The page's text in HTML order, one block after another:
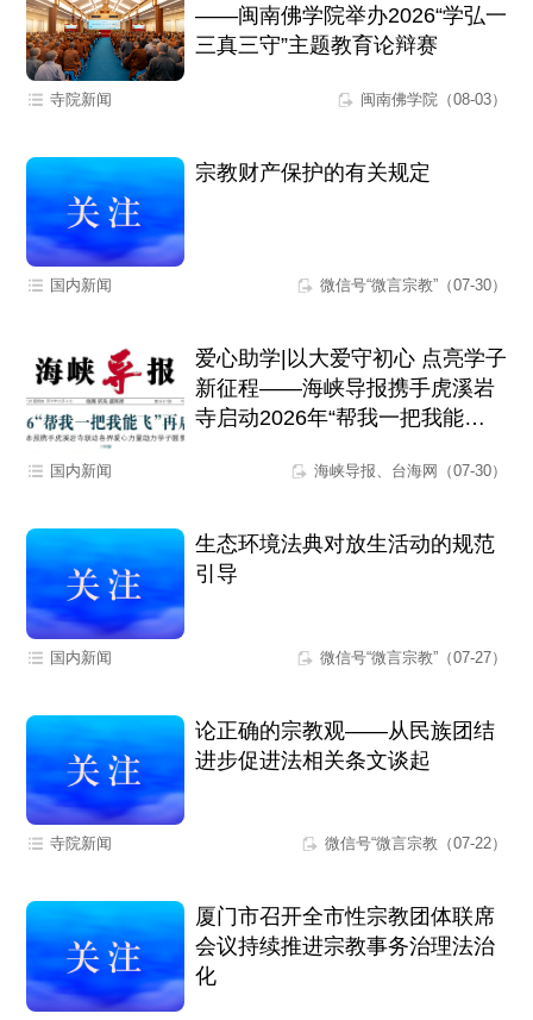
——闽南佛学院举办2026“学弘一
三真三守”主题教育论辩赛
闽南佛学院（08-03）
寺院新闻
宗教财产保护的有关规定
微信号“微言宗教”（07-30）
国内新闻
爱心助学|以大爱守初心 点亮学子
新征程——海峡导报携手虎溪岩
寺启动2026年“帮我一把我能
海峡导报、台海网（07-30）
国内新闻
生态环境法典对放生活动的规范
引导
微信号“微言宗教”（07-27）
国内新闻
论正确的宗教观——从民族团结
进步促进法相关条文谈起
微信号“微言宗教（07-22）
寺院新闻
厦门市召开全市性宗教团体联席
会议持续推进宗教事务治理法治
化